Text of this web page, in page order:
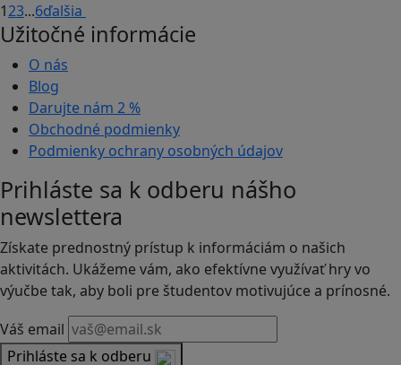
123...6ďalšia
Užitočné informácie
O nás
Blog
Darujte nám 2 %
Obchodné podmienky
Podmienky ochrany osobných údajov
Prihláste sa k odberu nášho
newslettera
Získate prednostný prístup k informáciám o našich
aktivitách. Ukážeme vám, ako efektívne využívať hry vo
výučbe tak, aby boli pre študentov motivujúce a prínosné.
Váš email
Prihláste sa k odberu